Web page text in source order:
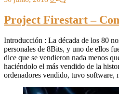
Project Firestart –
Introducción : La década de los 80
personales de 8Bits, y uno de ellos
dice que se vendieron nada menos
haciéndolo el más vendido de la
ordenadores vendido, tuvo